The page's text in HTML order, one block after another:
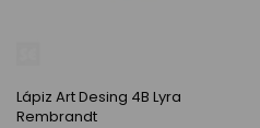
Lápiz Art Desing 4B Lyra
Rembrandt